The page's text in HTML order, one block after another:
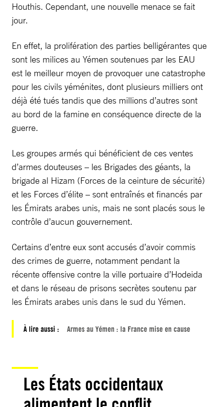
Houthis. Cependant, une nouvelle menace se fait
jour.
En effet, la prolifération des parties belligérantes que
sont les milices au Yémen soutenues par les EAU
est le meilleur moyen de provoquer une catastrophe
pour les civils yéménites, dont plusieurs milliers ont
déjà été tués tandis que des millions d’autres sont
au bord de la famine en conséquence directe de la
guerre.
Les groupes armés qui bénéficient de ces ventes
d’armes douteuses – les Brigades des géants, la
brigade al Hizam (Forces de la ceinture de sécurité)
et les Forces d’élite – sont entraînés et financés par
les Émirats arabes unis, mais ne sont placés sous le
contrôle d’aucun gouvernement.
Certains d’entre eux sont accusés d’avoir commis
des crimes de guerre, notamment pendant la
récente offensive contre la ville portuaire d’Hodeida
et dans le réseau de prisons secrètes soutenu par
les Émirats arabes unis dans le sud du Yémen.
À lire aussi : Armes au Yémen : la France mise en cause
Les États occidentaux